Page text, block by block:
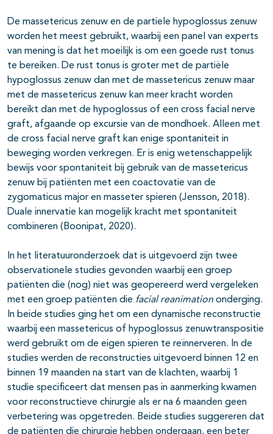
De massetericus zenuw en de partiele hypoglossus zenuw
worden het meest gebruikt, waarbij een panel van experts
van mening is dat het moeilijk is om een goede rust tonus
te bereiken. De rust tonus is groter met de partiële
hypoglossus zenuw dan met de massetericus zenuw maar
met de massetericus zenuw kan meer kracht worden
bereikt dan met de hypoglossus of een cross facial nerve
graft, afgaande op excursie van de mondhoek. Alleen met
de cross facial nerve graft kan enige spontaniteit in
beweging worden verkregen. Er is enig wetenschappelijk
bewijs voor spontaniteit bij gebruik van de massetericus
zenuw bij patiënten met een coactovatie van de
zygomaticus major en masseter spieren (Jensson, 2018).
Duale innervatie kan mogelijk kracht met spontaniteit
combineren (Boonipat, 2020).
In het literatuuronderzoek dat is uitgevoerd zijn twee
observationele studies gevonden waarbij een groep
patiënten die (nog) niet was geopereerd werd vergeleken
met een groep patiënten die facial reanimation onderging.
In beide studies ging het om een dynamische reconstructie
waarbij een massetericus of hypoglossus zenuwtranspositie
werd gebruikt om de eigen spieren te reïnnerveren. In de
studies werden de reconstructies uitgevoerd binnen 12 en
binnen 19 maanden na start van de klachten, waarbij 1
studie specificeert dat mensen pas in aanmerking kwamen
voor reconstructieve chirurgie als er na 6 maanden geen
verbetering was opgetreden. Beide studies suggereren dat
de patiënten die chirurgie hebben ondergaan, een beter